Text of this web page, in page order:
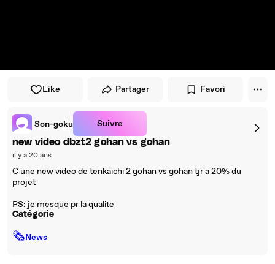
Like Partager Favori
Son-goku Suivre
new video dbzt2 gohan vs gohan
il y a 20 ans
C une new video de tenkaichi 2 gohan vs gohan tjr a 20% du
projet
PS: je mesque pr la qualite
Catégorie
🗞News